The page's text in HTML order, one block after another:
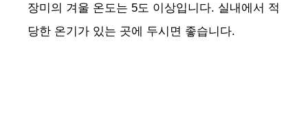
장미의 겨울 온도는 5도 이상입니다. 실내에서 적
당한 온기가 있는 곳에 두시면 좋습니다.